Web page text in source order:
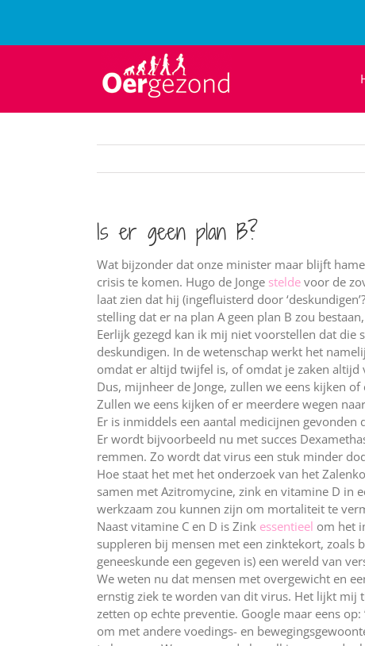
inhoud
Is er geen plan B?
Wat bijzonder dat onze minister maar blijft
crisis te komen. Hugo de Jonge stelde voor de
laat zien dat hij (ingefluisterd door
stelling dat er na plan A geen plan B zou
Eerlijk gezegd kan ik mij niet voorstellen dat
deskundigen. In de wetenschap werkt het
omdat er altijd twijfel is, of omdat je zaken altijd
Dus, mijnheer de Jonge, zullen we eens kijken
Zullen we eens kijken of er meerdere wegen
Er is inmiddels een aantal medicijnen
Er wordt bijvoorbeeld nu met succes
remmen. Zo wordt dat virus een stuk minder
Hoe staat het met het onderzoek van het
samen met Azitromycine, zink en vitamine D in
werkzaam zou kunnen zijn om mortaliteit te
Naast vitamine C en D is Zink essentieel om het
suppleren bij mensen met een zinktekort, zoals
geneeskunde een gegeven is) een wereld van
We weten nu dat mensen met overgewicht en
ernstig ziek te worden van dit virus. Het lijkt mij
zetten op echte preventie. Google maar eens
om met andere voedings- en